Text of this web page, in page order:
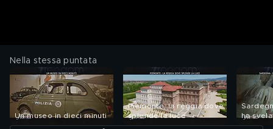
Nella stessa puntata
Un museo in dieci minuti
Piemonte: la reggia dove
splende la luce
ha